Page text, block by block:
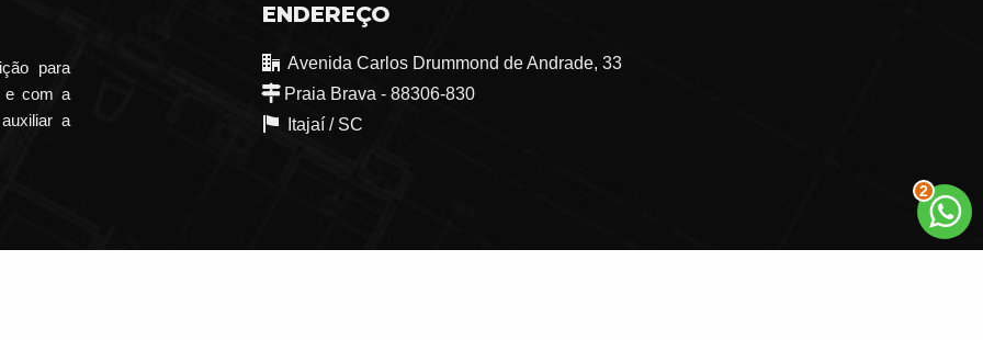
para
e com a
a
ENDEREÇO
Avenida Carlos Drummond de Andrade, 33
Praia Brava - 88306-830
Itajaí / SC
3